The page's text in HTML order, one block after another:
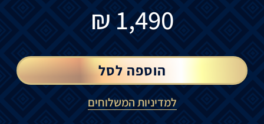
1,490
₪
הוספה לסל
למדיניות המשלוחים